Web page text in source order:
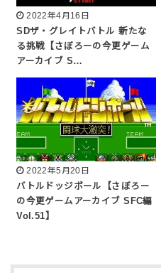
2022年4月16日
SDザ・グレイトバトル 新たな
る挑戦【さぼろーの今更ゲーム
アーカイブ S…
2022年5月20日
バトルドッジボール【さぼろー
の今更ゲームアーカイブ SFC編
Vol.51】